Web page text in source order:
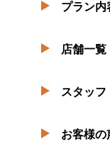
プラン内
店舗一覧
スタッフ
お客様の